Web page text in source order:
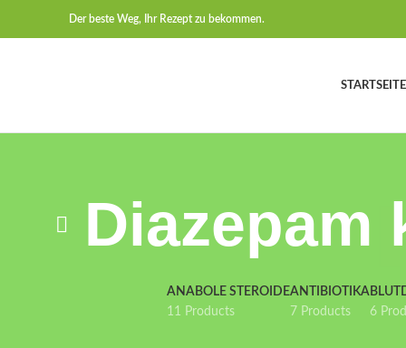
Der beste Weg, Ihr Rezept zu bekommen.
STARTSEITE
Diazepam
ANABOLE STEROIDE
11 Products
ANTIBIOTIKA
7 Products
6